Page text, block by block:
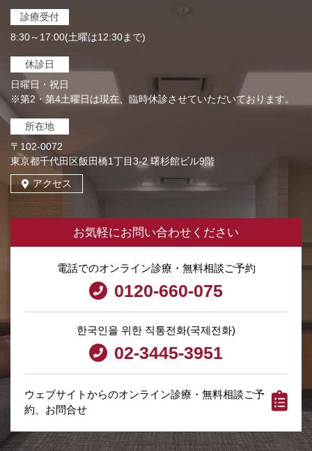
診療受付
8:30～17:00(土曜は12:30まで)
休診日
日曜日・祝日
※第2・第4土曜日は現在、臨時休診させていただいております。
所在地
〒102-0072
東京都千代田区飯田橋1丁目3-2 曙杉館ビル9階
アクセス
お気軽にお問い合わせください
電話でのオンライン診療・無料相談ご予約
0120-660-075
한국인을 위한 직통전화(국제전화)
02-3445-3951
ウェブサイトからのオンライン診療・無料相談ご予
約、お問合せ